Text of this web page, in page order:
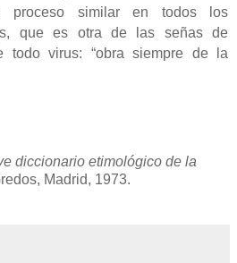
proceso similar en todos los
que es otra de las señas de
todo virus: “obra siempre de la
diccionario etimológico de la
Madrid, 1973.